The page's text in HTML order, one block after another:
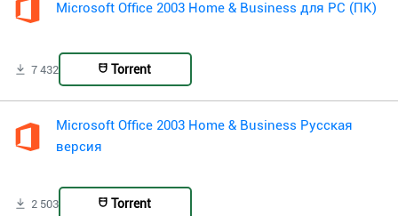
Microsoft Office 2003 Home & Business для PC (ПК)
7 432 Torrent
Microsoft Office 2003 Home & Business Русская
версия
2 503 Torrent